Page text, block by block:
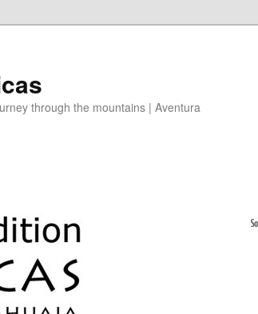
through the mountains | Aventura